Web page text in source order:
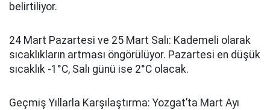
belirtiliyor.
24 Mart Pazartesi ve 25 Mart Salı: Kademeli olarak
sıcaklıkların artması öngörülüyor. Pazartesi en düşük
sıcaklık -1°C, Salı günü ise 2°C olacak.
Geçmiş Yıllarla Karşılaştırma: Yozgat’ta Mart Ayı